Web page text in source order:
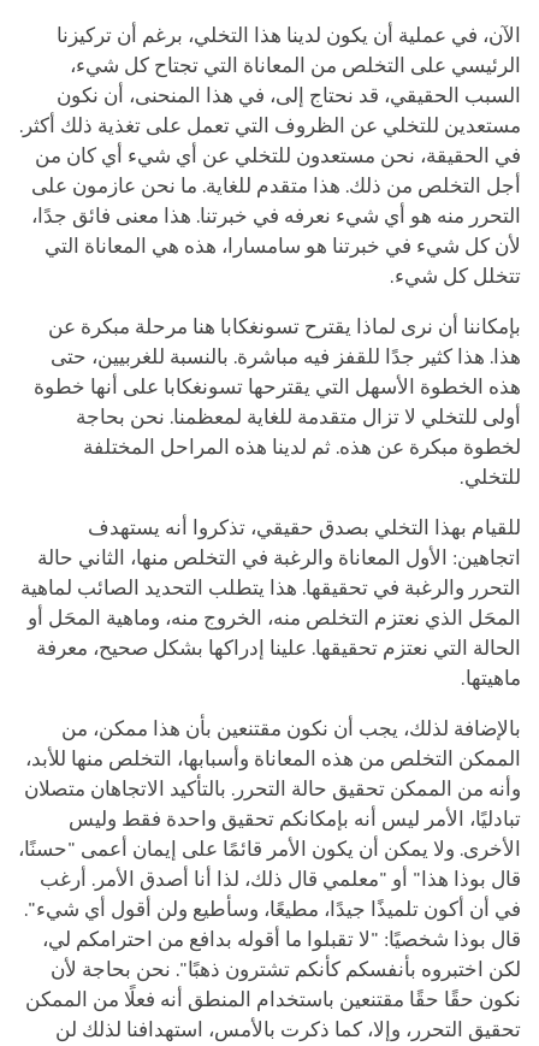
الآن، في عملية أن يكون لدينا هذا التخلي، برغم أن تركيزنا
الرئيسي على التخلص من المعاناة التي تجتاح كل شيء،
السبب الحقيقي، قد نحتاج إلى، في هذا المنحنى، أن نكون
مستعدين للتخلي عن الظروف التي تعمل على تغذية ذلك أكثر.
في الحقيقة، نحن مستعدون للتخلي عن أي شيء أي كان من
أجل التخلص من ذلك. هذا متقدم للغاية. ما نحن عازمون على
التحرر منه هو أي شيء نعرفه في خبرتنا. هذا معنى فائق جدًا،
لأن كل شيء في خبرتنا هو سامسارا، هذه هي المعاناة التي
تتخلل كل شيء.
بإمكاننا أن نرى لماذا يقترح تسونغكابا هنا مرحلة مبكرة عن
هذا. هذا كثير جدًا للقفز فيه مباشرة. بالنسبة للغربيين، حتى
هذه الخطوة الأسهل التي يقترحها تسونغكابا على أنها خطوة
أولى للتخلي لا تزال متقدمة للغاية لمعظمنا. نحن بحاجة
لخطوة مبكرة عن هذه. ثم لدينا هذه المراحل المختلفة
للتخلي.
للقيام بهذا التخلي بصدق حقيقي، تذكروا أنه يستهدف
اتجاهين: الأول المعاناة والرغبة في التخلص منها، الثاني حالة
التحرر والرغبة في تحقيقها. هذا يتطلب التحديد الصائب لماهية
المحَل الذي نعتزم التخلص منه، الخروج منه، وماهية المحَل أو
الحالة التي نعتزم تحقيقها. علينا إدراكها بشكل صحيح، معرفة
ماهيتها.
بالإضافة لذلك، يجب أن نكون مقتنعين بأن هذا ممكن، من
الممكن التخلص من هذه المعاناة وأسبابها، التخلص منها للأبد،
وأنه من الممكن تحقيق حالة التحرر. بالتأكيد الاتجاهان متصلان
تبادليًا، الأمر ليس أنه بإمكانكم تحقيق واحدة فقط وليس
الأخرى. ولا يمكن أن يكون الأمر قائمًا على إيمان أعمى "حسنًا،
قال بوذا هذا" أو "معلمي قال ذلك، لذا أنا أصدق الأمر. أرغب
في أن أكون تلميذًا جيدًا، مطيعًا، وسأطيع ولن أقول أي شيء".
قال بوذا شخصيًا: "لا تقبلوا ما أقوله بدافع من احترامكم لي،
لكن اختبروه بأنفسكم كأنكم تشترون ذهبًا". نحن بحاجة لأن
نكون حقًا حقًا مقتنعين باستخدام المنطق أنه فعلًا من الممكن
تحقيق التحرر، وإلا، كما ذكرت بالأمس، استهدافنا لذلك لن